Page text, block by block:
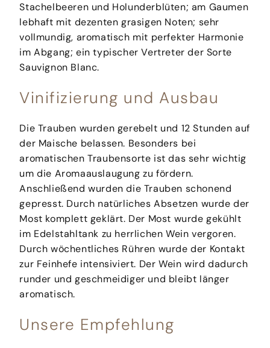
Stachelbeeren und Holunderblüten; am Gaumen
lebhaft mit dezenten grasigen Noten; sehr
vollmundig, aromatisch mit perfekter Harmonie
im Abgang; ein typischer Vertreter der Sorte
Sauvignon Blanc.
Vinifizierung und Ausbau
Die Trauben wurden gerebelt und 12 Stunden auf
der Maische belassen. Besonders bei
aromatischen Traubensorte ist das sehr wichtig
um die Aromaauslaugung zu fördern.
Anschließend wurden die Trauben schonend
gepresst. Durch natürliches Absetzen wurde der
Most komplett geklärt. Der Most wurde gekühlt
im Edelstahltank zu herrlichen Wein vergoren.
Durch wöchentliches Rühren wurde der Kontakt
zur Feinhefe intensiviert. Der Wein wird dadurch
runder und geschmeidiger und bleibt länger
aromatisch.
Unsere Empfehlung